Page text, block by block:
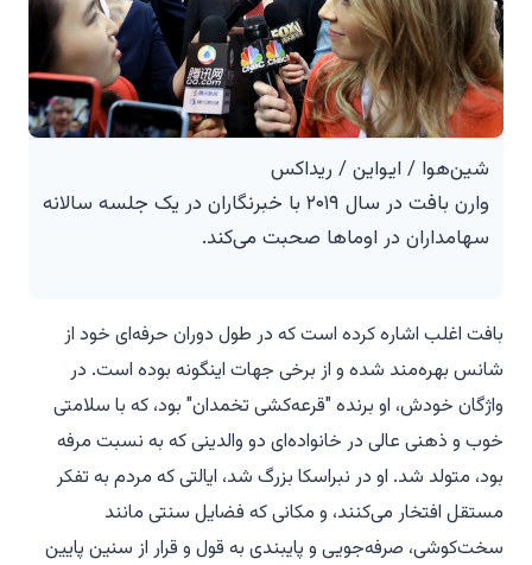
شین‌هوا / ایواین / ریداکس
وارن بافت در سال ۲۰۱۹ با خبرنگاران در یک جلسه سالانه
سهامداران در اوماها صحبت می‌کند.
بافت اغلب اشاره کرده است که در طول دوران حرفه‌ای خود از
شانس بهره‌مند شده و از برخی جهات اینگونه بوده است. در
واژگان خودش، او برنده "قرعه‌کشی تخمدان" بود، که با سلامتی
خوب و ذهنی عالی در خانواده‌ای دو والدینی که به نسبت مرفه
بود، متولد شد. او در نبراسکا بزرگ شد، ایالتی که مردم به تفکر
مستقل افتخار می‌کنند، و مکانی که فضایل سنتی مانند
سخت‌کوشی، صرفه‌جویی و پایبندی به قول و قرار از سنین پایین